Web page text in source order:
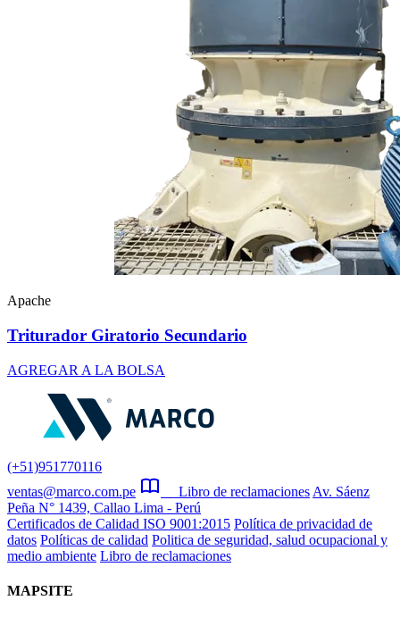
Apache
Triturador Giratorio Secundario
AGREGAR A LA BOLSA
(+51)951770116
ventas@marco.com.pe
Libro de reclamaciones Av. Sáenz
Peña N° 1439, Callao Lima - Perú
Certificados de Calidad ISO 9001:2015 Política de privacidad de
datos Políticas de calidad Politica de seguridad, salud ocupacional y
medio ambiente Libro de reclamaciones
MAPSITE